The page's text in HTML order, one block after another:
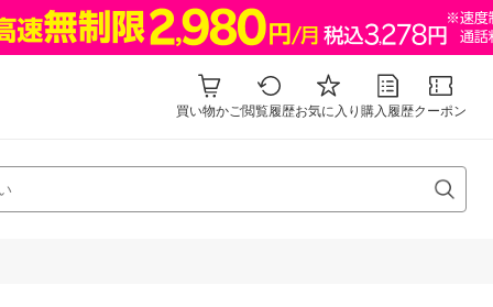
買い物かご閲覧履歴お気に入り 購入履歴クーポン